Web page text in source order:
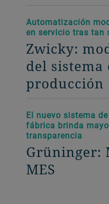
Automatización
en servicio tras tan
Zwicky:
del sistema
producción
El nuevo sistema
fábrica brinda
transparencia
Grüninger:
MES